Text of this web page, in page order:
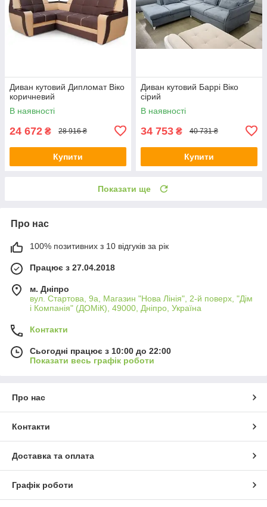
Диван кутовий Дипломат Віко
коричневий
В наявності
24 672 ₴ 28 916 ₴
Купити
Диван кутовий Баррі Віко
сірий
В наявності
34 753 ₴ 40 731 ₴
Купити
Показати ще
Про нас
100% позитивних з 10 відгуків за рік
Працює з 27.04.2018
м. Дніпро
вул. Стартова, 9а, Магазин "Нова Лінія", 2-й поверх, "Дім
і Компанія" (ДОМіК), 49000, Дніпро, Україна
Контакти
Сьогодні працює з 10:00 до 22:00
Показати весь графік роботи
Про нас
Контакти
Доставка та оплата
Графік роботи